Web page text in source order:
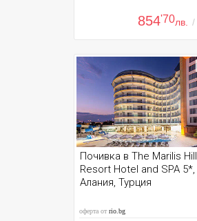
854'70лв. /
Почивка в The Marilis Hill
Resort Hotel and SPA 5*,
Алания, Турция
оферта отrio.bg